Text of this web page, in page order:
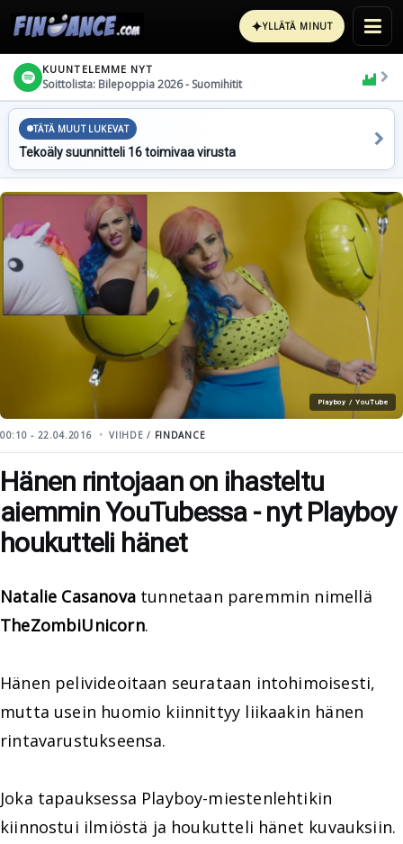
✦YLLÄTÄ MINUT
KUUNTELEMME NYT
Soittolista: Bilepoppia 2026 - Suomihitit
TÄTÄ MUUT LUKEVAT
Tekoäly suunnitteli 16 toimivaa virusta
Playboy / YouTube
00:10 - 22.04.2016 VIIHDE / FINDANCE
Hänen rintojaan on ihasteltu
aiemmin YouTubessa - nyt Playboy
houkutteli hänet
Natalie Casanovatunnetaan paremmin nimellä
TheZombiUnicorn.
Hänen pelivideoitaan seurataan intohimoisesti,
mutta usein huomio kiinnittyy liikaakin hänen
rintavarustukseensa.
Joka tapauksessa Playboy-miestenlehtikin
kiinnostui ilmiöstä ja houkutteli hänet kuvauksiin.